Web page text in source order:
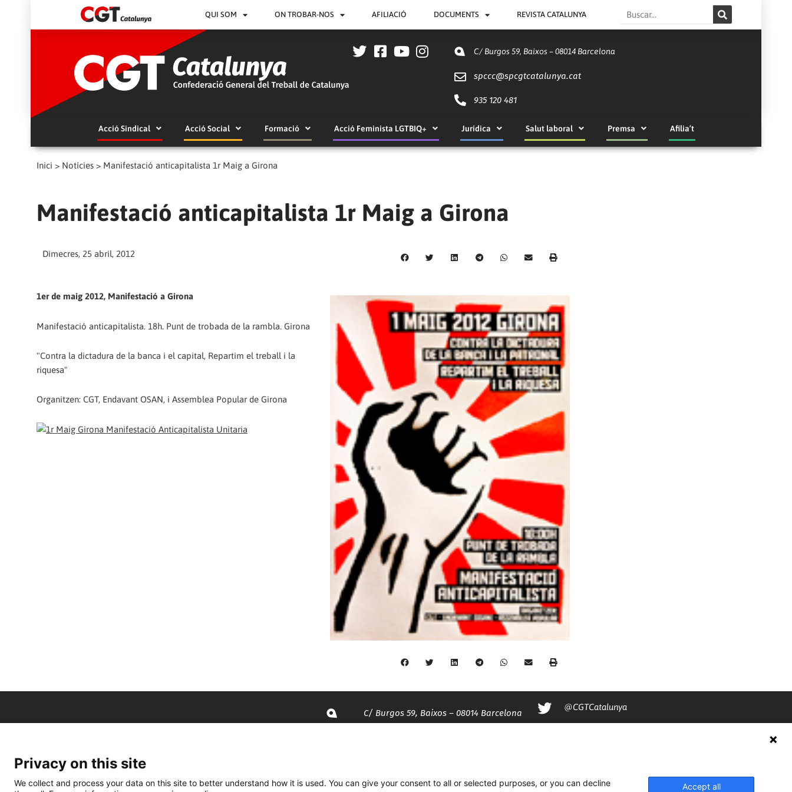
QUI SOM ON TROBAR-NOS AFILIACIÓ DOCUMENTS REVISTA CATALUNYA Search
C/ Burgos 59, Baixos – 08014 Barcelona
spccc@spcgtcatalunya.cat
935 120 481
Acció Sindical Acció Social Formació Acció Feminista LGTBIQ+ Jurídica Salut laboral Premsa Afilia’t
Inici > Notícies > Manifestació anticapitalista 1r Maig a Girona
Manifestació anticapitalista 1r Maig a Girona
Dimecres, 25 abril, 2012
1er de maig 2012, Manifestació a Girona
Manifestació anticapitalista. 18h. Punt de trobada de la rambla. Girona
"Contra la dictadura de la banca i el capital, Repartim el treball i la
riquesa"
Organitzen: CGT, Endavant OSAN, i Assemblea Popular de Girona
C/ Burgos 59, Baixos – 08014 Barcelona
935 120 481
@CGTCatalunya
Privacy on this site
We collect and process your data on this site to better understand how it is used. You can give your consent to all or selected purposes, or you can decline
Accept all